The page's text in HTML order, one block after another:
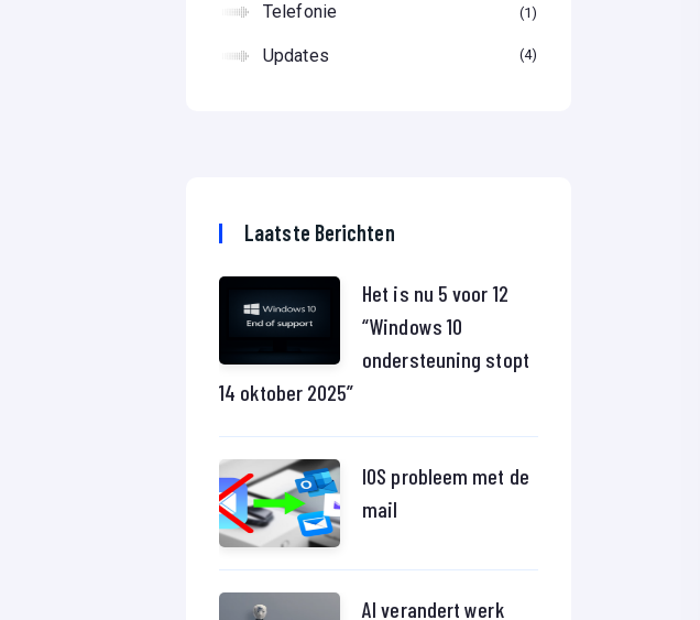
Telefonie 1
Updates 4
Laatste Berichten
Het is nu 5 voor 12
“Windows 10
ondersteuning stopt
14 oktober 2025”
IOS probleem met de
mail
AI verandert werk